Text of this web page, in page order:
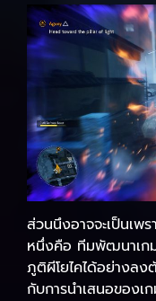
ส่วนนึงอาจจะเป็นเพ
หนึ่งคือ ทีมพัฒนาเก
ภูติผีโยไคได้อย่างล
กับการนำเสนอของเ